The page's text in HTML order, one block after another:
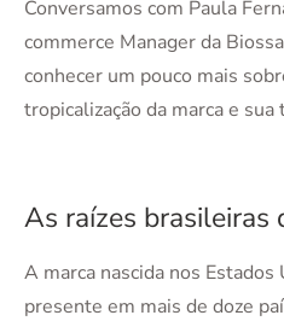
Conversamos com Paula
commerce Manager da
conhecer um pouco mais
tropicalização da marca e
As raízes brasileiras
A marca nascida nos
presente em mais de doze